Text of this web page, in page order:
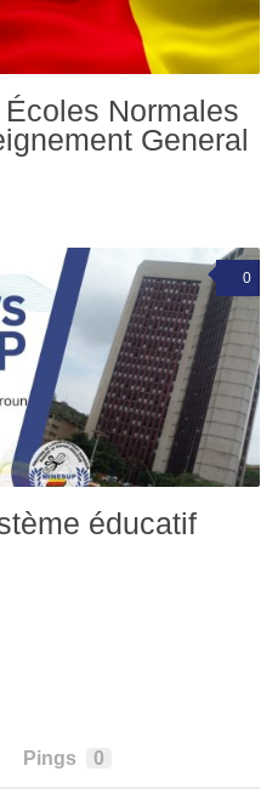
Normales
General
0
éducatif
Pings 0